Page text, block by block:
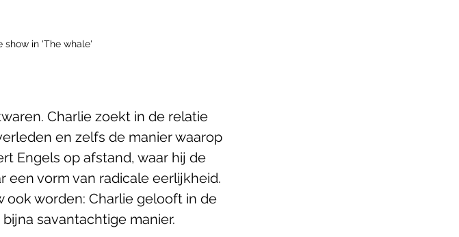
show in 'The whale'
Charlie zoekt in de relatie
en zelfs de manier waarop
Engels op afstand, waar hij de
een vorm van radicale eerlijkheid.
worden: Charlie gelooft in de
savantachtige manier.